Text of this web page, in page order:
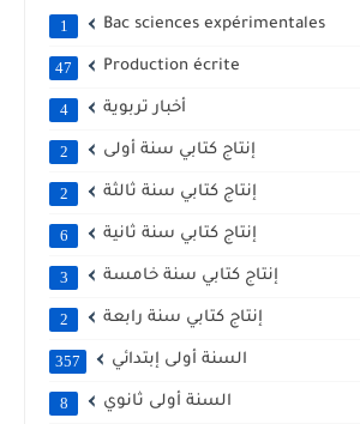
Bac sciences expérimentales
1
Production écrite
47
أخبار تربوية 4
إنتاج كتابي سنة أولى 2
إنتاج كتابي سنة ثالثة 2
إنتاج كتابي سنة ثانية 6
إنتاج كتابي سنة خامسة 3
إنتاج كتابي سنة رابعة 2
السنة أولى إبتدائي 357
السنة أولى ثانوي 8